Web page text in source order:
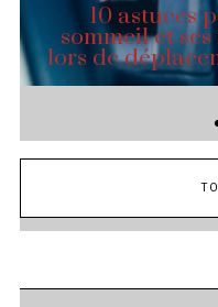
10 astuces
sommeil et
lors de